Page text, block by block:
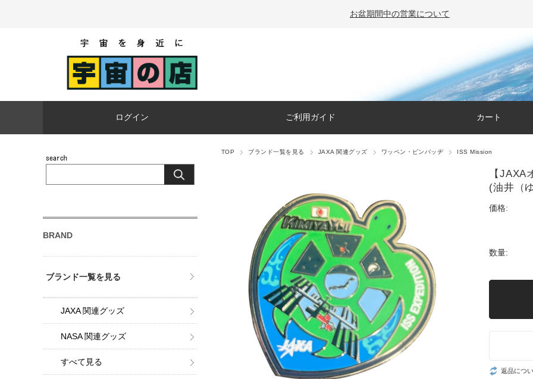
お盆期間中の営業について
ログイン ご利用ガイド カート
TOP ブランド一覧を見る JAXA 関連グッズ ワッペン・ピンバッヂ ISS Mission
【
(油井（
価格:
数量:
返品につ
BRAND
ブランド一覧を見る
JAXA 関連グッズ
NASA 関連グッズ
すべて見る